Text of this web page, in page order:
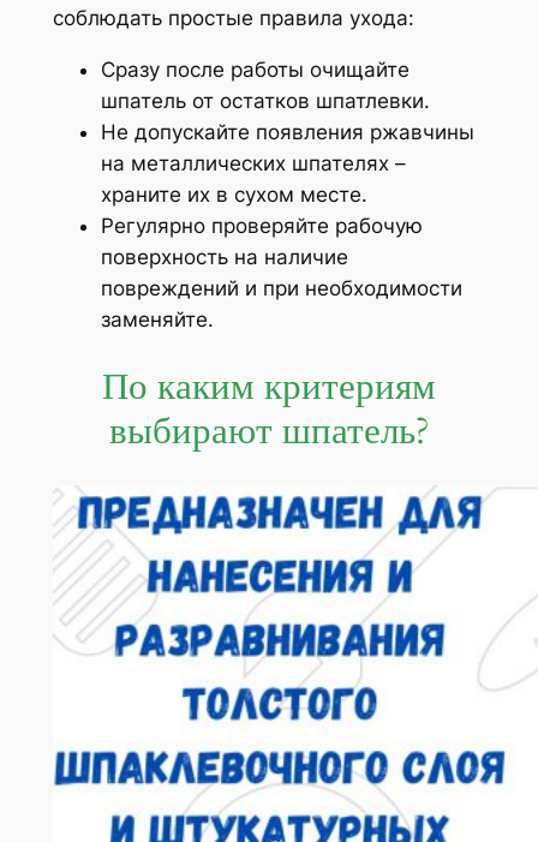
соблюдать простые правила ухода:
Сразу после работы очищайте
шпатель от остатков шпатлевки.
Не допускайте появления ржавчины
на металлических шпателях –
храните их в сухом месте.
Регулярно проверяйте рабочую
поверхность на наличие
повреждений и при необходимости
заменяйте.
По каким критериям
выбирают шпатель?